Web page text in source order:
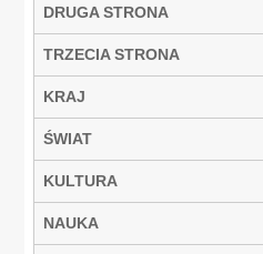
DRUGA STRONA
TRZECIA STRONA
KRAJ
ŚWIAT
KULTURA
NAUKA